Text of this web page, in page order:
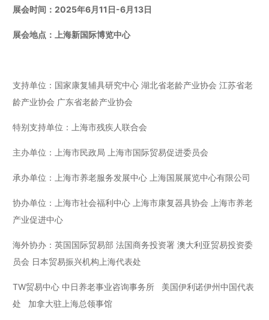
展会时间：2025年6月11日-6月13日
展会地点：上海新国际博览中心
支持单位：国家康复辅具研究中心 湖北省老龄产业协会 江苏省老
龄产业协会 广东省老龄产业协会
特别支持单位：上海市残疾人联合会
主办单位：上海市民政局 上海市国际贸易促进委员会
承办单位：上海市养老服务发展中心 上海国展展览中心有限公司
协办单位：上海市社会福利中心 上海市康复器具协会 上海市养老
产业促进中心
海外协办：英国国际贸易部 法国商务投资署 澳大利亚贸易投资委
员会 日本贸易振兴机构上海代表处
TW贸易中心 中日养老事业咨询事务所 美国伊利诺伊州中国代表
处 加拿大驻上海总领事馆